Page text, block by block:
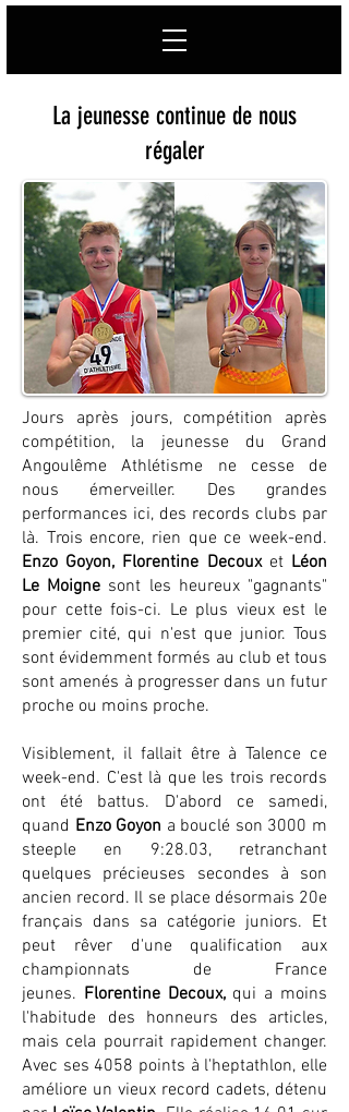
La jeunesse continue de nous
régaler
Jours après jours, compétition après
compétition, la jeunesse du Grand
Angoulême Athlétisme ne cesse de
nous émerveiller. Des grandes
performances ici, des records clubs par
là. Trois encore, rien que ce week-end.
Enzo Goyon, Florentine Decouxet Léon
Le Moigne sont les heureux "gagnants"
pour cette fois-ci. Le plus vieux est le
premier cité, qui n'est que junior. Tous
sont évidemment formés au club et tous
sont amenés à progresser dans un futur
proche ou moins proche.
Visiblement, il fallait être à Talence ce
week-end. C'est là que les trois records
ont été battus. D'abord ce samedi,
quand Enzo Goyon a bouclé son 3000 m
steeple en 9:28.03, retranchant
quelques précieuses secondes à son
ancien record. Il se place désormais 20e
français dans sa catégorie juniors. Et
peut rêver d'une qualification aux
championnats de France
jeunes. Florentine Decoux, qui a moins
l'habitude des honneurs des articles,
mais cela pourrait rapidement changer.
Avec ses 4058 points à l'heptathlon, elle
améliore un vieux record cadets, détenu